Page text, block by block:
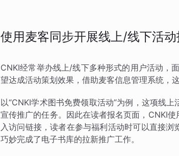
使用麦客同步开展线上/线下活
CNKI经常举办线上/线下多种形式的用户活动，
望达成活动策划效果，借助麦客信息管理系统，
以“CNKI学术图书免费领取活动”为例，这项线
宣传推广的任务。因此在读者报名页面，CNKI
入访问链接，读者在参与福利活动时可以直接
巧妙完成了电子书库的拉新推广工作。